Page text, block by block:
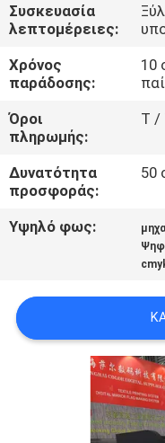
ΠΟΙΟΤΙΚΌΣ
ΈΛΕΓΧΟΣ
ΕΠΑΦΉ
ΝΈΑ
ΌΛΕΣ
COMPANY
SITEMAP
Συσκευασία
λεπτομέρειες:
Χρόνος
παράδοσης:
10
Όροι
πληρωμής:
T /
Δυνατότητα
προσφοράς:
50
Υψηλό φως: